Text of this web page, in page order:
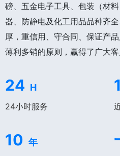
磅、五金电子工具、包装（材
器、防静电及化工用品品种齐
厚，重信用、守合同、保证产
薄利多销的原则，赢得了广大客
24 H
24小时服务
10 年